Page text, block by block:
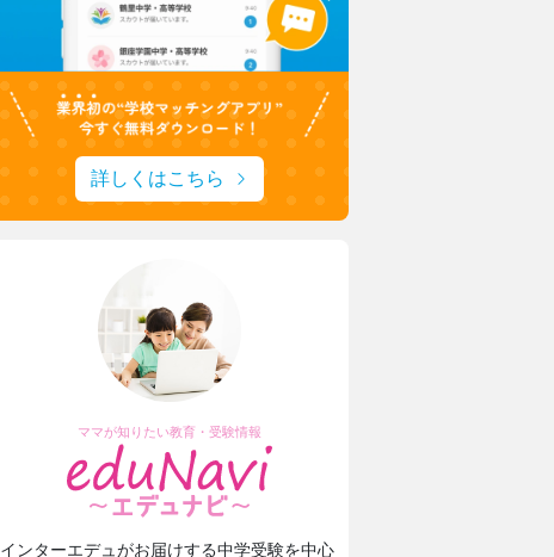
学校・高等学校
ト！ひとり一つの楽器
フィールドワーク
園中学高等学校
タント”に
授業でキャリア教育
学附属女子中学校高等学校
未来の展望について取材
理想を形にデザインと機能
一橋大・東京科学大に合格
安田学園の進路サポートや
詳しくはこちら
ママが知りたい教育・受験情報
インターエデュがお届けする中学受験を中心